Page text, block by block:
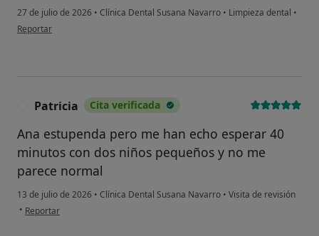
27 de julio de 2026 • Clínica Dental Susana Navarro • Limpieza dental •
en opinión del usuario David
Reportar
Patricia Cita verificada
Ana estupenda pero me han echo esperar 40
minutos con dos niños pequeños y no me
parece normal
13 de julio de 2026 • Clínica Dental Susana Navarro • Visita de revisión
• en opinión del usuario Patricia
Reportar